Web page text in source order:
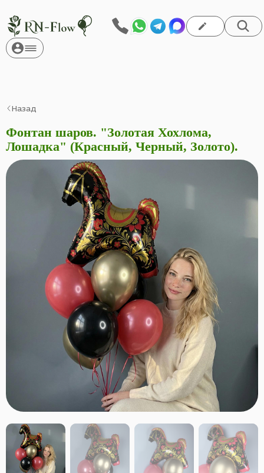
Назад
Фонтан шаров. "Золотая Хохлома,
Лошадка" (Красный, Черный, Золото).